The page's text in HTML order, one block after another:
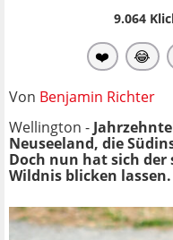
9.064
❤️ 😂
Von Benjamin Richter
Wellington -
Neuseeland, die
Doch nun hat sich der
Wildnis blicken lassen.